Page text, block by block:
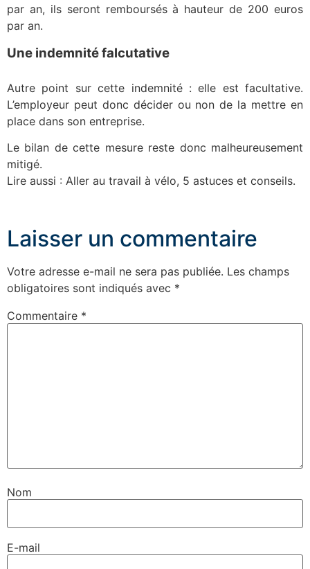
par an, ils seront remboursés à hauteur de 200 euros
par an.
Une indemnité falcutative
Autre point sur cette indemnité : elle est facultative.
L’employeur peut donc décider ou non de la mettre en
place dans son entreprise.
Le bilan de cette mesure reste donc malheureusement
mitigé.
Lire aussi : Aller au travail à vélo, 5 astuces et conseils.
Laisser un commentaire
Votre adresse e-mail ne sera pas publiée. Les champs
obligatoires sont indiqués avec *
Commentaire *
Nom
E-mail